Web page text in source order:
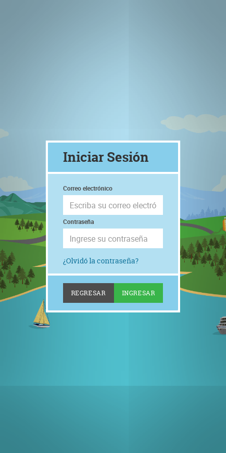
Iniciar Sesión
Correo electrónico
Contraseña
¿Olvidó la contraseña?
REGRESAR INGRESAR